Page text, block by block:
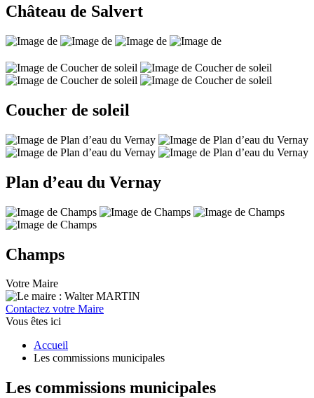
Château de Salvert
Coucher de soleil
Plan d’eau du Vernay
Champs
Votre Maire
Contactez votre Maire
Vous êtes ici
Accueil
Les commissions municipales
Les commissions municipales